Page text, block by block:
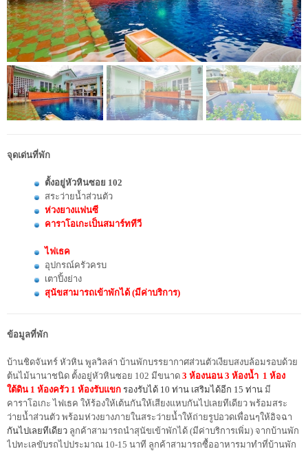
จุดเด่นที่พัก
ตั้งอยู่หัวหินซอย 102
สระว่ายน้ำส่วนตัว
ห่วงยางแฟนซี
คาราโอเกะเป็นสมาร์ททีวี
ไฟเธค
อุปกรณ์ครัวครบ
เตาปิ้งย่าง
สุนัขสามารถเข้าพักได้ (มีค่าบริการ)
ข้อมูลที่พัก
บ้านชิดจันทร์ หัวหิน พูลวิลล่า บ้านพักบรรยากาศส่วนตัวเงียบสงบล้อมรอบด้วย
ต้นไม้นานาชนิด ตั้งอยู่หัวหินซอย 102 มีขนาด 3 ห้องนอน 3 ห้องน้ำ 1 ห้อง
ใต้ดิน 1 ห้องครัว 1 ห้องรับแขก รองรับได้ 10 ท่าน เสริมได้อีก 15 ท่าน มี
คาราโอเกะ ไฟเธค ให้ร้องให้เต้นกันให้เสียงแหบกันไปเลยทีเดียว พร้อมสระ
ว่ายน้ำส่วนตัว พร้อมห่วงยางภายในสระว่ายน้ำให้ถ่ายรูปอวดเพื่อนๆให้อิจฉา
กันไปเลยทีเดียว ลูกค้าสามารถนำสุนัขเข้าพักได้ (มีค่าบริการเพิ่ม) จากบ้านพัก
ไปทะเลขับรถไปประมาณ 10-15 นาที ลูกค้าสามารถซื้ออาหารมาทำที่บ้านพัก